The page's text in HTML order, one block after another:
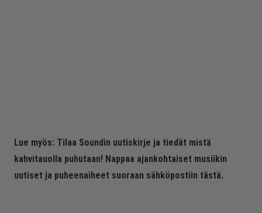
Lue myös: Tilaa Soundin uutiskirje ja tiedät mistä
kahvitauolla puhutaan! Nappaa ajankohtaiset musiikin
uutiset ja puheenaiheet suoraan sähköpostiin tästä.